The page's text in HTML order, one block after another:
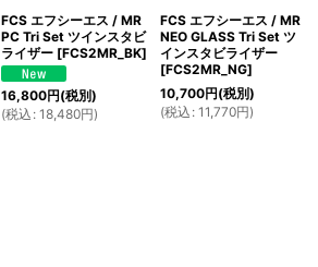
FCS エフシーエス / MR
PC Tri Set ツインスタビ
ライザー [FCS2MR_BK]
16,800円(税別)
(税込 : 18,480円)
FCS エフシーエス / MR
NEO GLASS Tri Set ツ
インスタビライザー
[FCS2MR_NG]
10,700円(税別)
(税込 : 11,770円)